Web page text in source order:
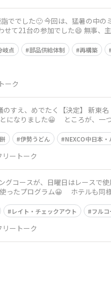
て21台の参加でした😄 無事、
岐点 部品供給体制 再構築
ーク
生】 2年間売切れで、再販
伊勢うどん NEXCO中日本
リートーク
曜日は 遊園地を抱えて、かき
レイト・チェックアウト フル
リートーク